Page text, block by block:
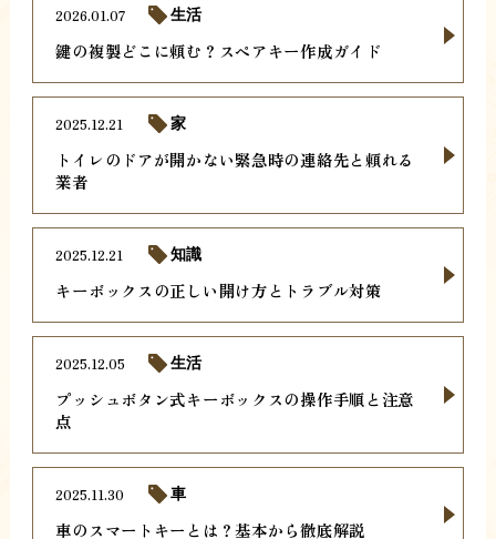
鍵の複製どこに頼む？スペアキー作成ガイド
2026.01.07 生活
トイレのドアが開かない緊急時の連絡先と頼れる
業者
2025.12.21 家
キーボックスの正しい開け方とトラブル対策
2025.12.21 知識
プッシュボタン式キーボックスの操作手順と注意
点
2025.12.05 生活
車のスマートキーとは？基本から徹底解説
2025.11.30 車